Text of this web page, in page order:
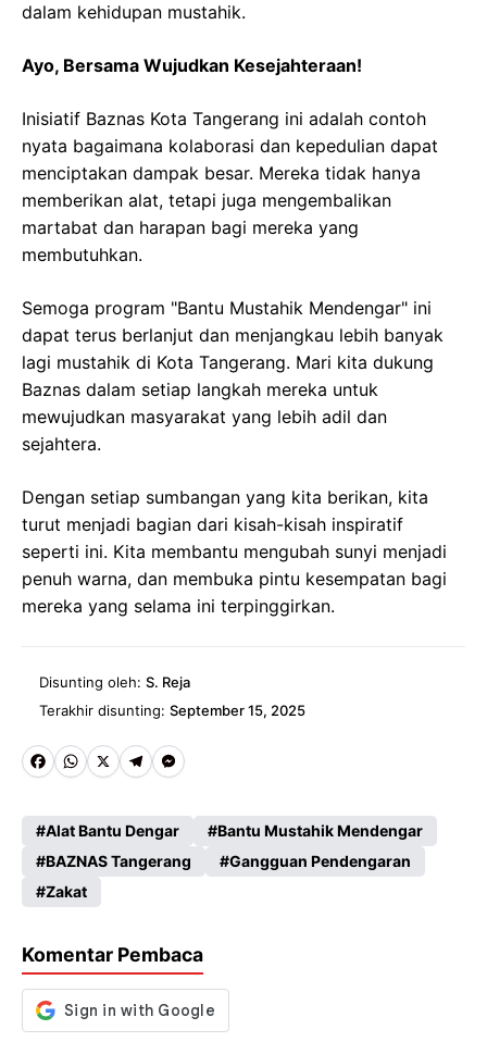
dalam kehidupan mustahik.
Ayo, Bersama Wujudkan Kesejahteraan!
Inisiatif Baznas Kota Tangerang ini adalah contoh
nyata bagaimana kolaborasi dan kepedulian dapat
menciptakan dampak besar. Mereka tidak hanya
memberikan alat, tetapi juga mengembalikan
martabat dan harapan bagi mereka yang
membutuhkan.
Semoga program "Bantu Mustahik Mendengar" ini
dapat terus berlanjut dan menjangkau lebih banyak
lagi mustahik di Kota Tangerang. Mari kita dukung
Baznas dalam setiap langkah mereka untuk
mewujudkan masyarakat yang lebih adil dan
sejahtera.
Dengan setiap sumbangan yang kita berikan, kita
turut menjadi bagian dari kisah-kisah inspiratif
seperti ini. Kita membantu mengubah sunyi menjadi
penuh warna, dan membuka pintu kesempatan bagi
mereka yang selama ini terpinggirkan.
Disunting oleh: S. Reja
Terakhir disunting: September 15, 2025
Fa
b
o
o
k
W
ts
A
p
X
Te
gr
a
M
se
n
er
Alat Bantu Dengar
Bantu Mustahik Mendengar
BAZNAS Tangerang
Gangguan Pendengaran
Zakat
Komentar Pembaca